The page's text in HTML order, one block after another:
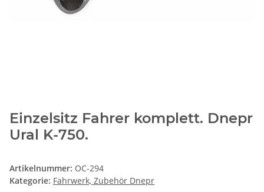
Einzelsitz Fahrer komplett. Dnepr
Ural K-750.
Artikelnummer: OC-294
Kategorie: Fahrwerk, Zubehör Dnepr